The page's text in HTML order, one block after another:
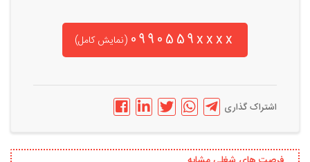
0990559xxxx (نمایش کامل)
اشتراک گذاری